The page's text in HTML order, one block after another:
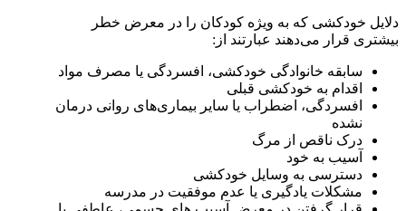
دلایل خودکشی که به ویژه کودکان را در معرض خطر
بیشتری قرار می‌دهند عبارتند از:
سابقه خانوادگی خودکشی، افسردگی یا مصرف مواد
اقدام به خودکشی قبلی
افسردگی، اضطراب یا سایر بیماری‌های روانی درمان
نشده
درک ناقص از مرگ
آسیب به خود
دسترسی به وسایل خودکشی
مشکلات یادگیری یا عدم موفقیت در مدرسه